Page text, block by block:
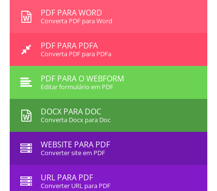
PDF PARA WORD
Converta PDF para Word
PDF PARA PDFA
Converta PDF para PDFa
PDF PARA O WEBFORM
Editar formulário em PDF
DOCX PARA DOC
Converta Docx para Doc
WEBSITE PARA PDF
Converter site em PDF
URL PARA PDF
Converter URL para PDF